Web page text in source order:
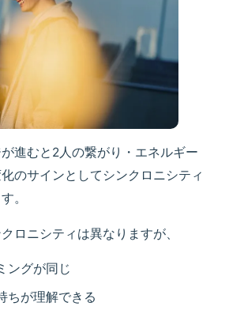
進むと2人の繋がり・エネルギー
のサインとしてシンクロニシティ
。
ロニシティは異なりますが、
ングが同じ
ちが理解できる